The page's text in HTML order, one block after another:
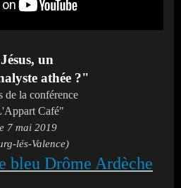
un
athée ?"
de la conférence
Café"
7 mai 2019
lés-Valence)
bleu Drôme Ardèche